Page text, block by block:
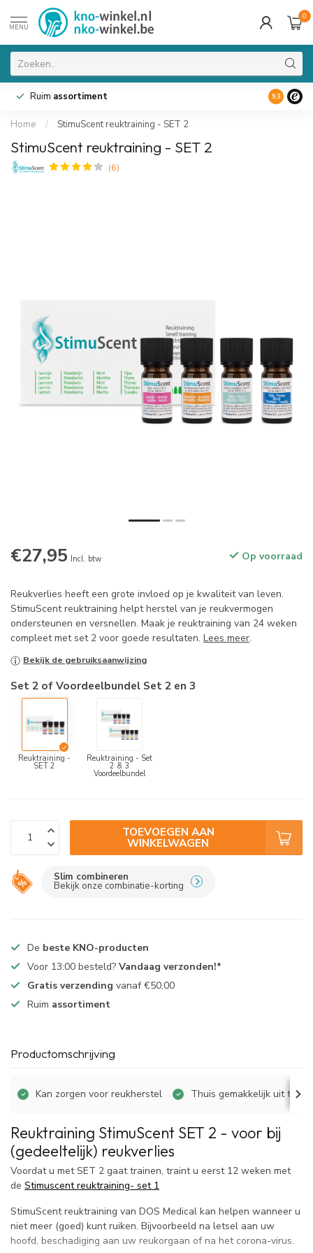
MENU
0
Ruim assortiment 9.3
Home / StimuScent reuktraining - SET 2
StimuScent reuktraining - SET 2
(6)
€27,95 Incl. btw Op voorraad
Reukverlies heeft een grote invloed op je kwaliteit van leven.
StimuScent reuktraining helpt herstel van je reukvermogen
ondersteunen en versnellen. Maak je reuktraining van 24 weken
compleet met set 2 voor goede resultaten. Lees meer.
Bekijk de gebruiksaanwijzing
Set 2 of Voordeelbundel Set 2 en 3
Reuktraining -
SET 2
Reuktraining - Set
2 & 3
Voordeelbundel
TOEVOEGEN AAN
WINKELWAGEN
Slim combineren
Bekijk onze combinatie-korting
De beste KNO-producten
Voor 13:00 besteld? Vandaag verzonden!*
Gratis verzending vanaf €50,00
Ruim assortiment
Productomschrijving
Kan zorgen voor reukherstel Thuis gemakkelijk uit te
Reuktraining StimuScent SET 2 - voor bij
(gedeeltelijk) reukverlies
Voordat u met SET 2 gaat trainen, traint u eerst 12 weken met
de Stimuscent reuktraining- set 1
StimuScent reuktraining van DOS Medical kan helpen wanneer u
niet meer (goed) kunt ruiken. Bijvoorbeeld na letsel aan uw
hoofd, beschadiging aan uw reukorgaan of na het corona-virus.